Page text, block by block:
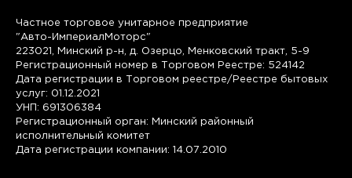
Частное торговое унитарное предприятие
"Авто-ИмпериалМоторс"
223021, Минский р-н, д. Озерцо, Менковский тракт, 5-9
Регистрационный номер в Торговом Реестре: 524142
Дата регистрации в Торговом реестре/Реестре бытовых
услуг: 01.12.2021
УНП: 691306384
Регистрационный орган: Минский районный
исполнительный комитет
Дата регистрации компании: 14.07.2010